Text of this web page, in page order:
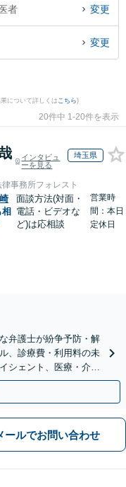
トラブル解決の実績豊富な
治療ミスを法律相談できる
お困りの相談者さんにおす
者 変更
変更
について詳しくは こちら)
20件中 1-20件を表示
インタビュ
ーを見る
埼玉県
事務所フォレスト
相
面談方法(対面・
電話・ビデオな
ど)は応相談
営業時
間：本日
定休日
弁護士が紛争予防・解
、診療費・利用料の未
シェント、医療・介護
ールでお問い合わせ